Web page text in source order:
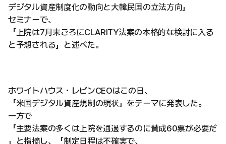
デジタル資産制度化の動向と大韓民国の立法方向」
セミナーで、
「上院は7月末ごろにCLARITY法案の本格的な検討に入る
と予想される」と述べた。
ホワイトハウス・レビンCEOはこの日、
「米国デジタル資産規制の現状」をテーマに発表した。
一方で
「主要法案の多くは上院を通過するのに賛成60票が必要だ
」と指摘し、「制定日程は不確実で、